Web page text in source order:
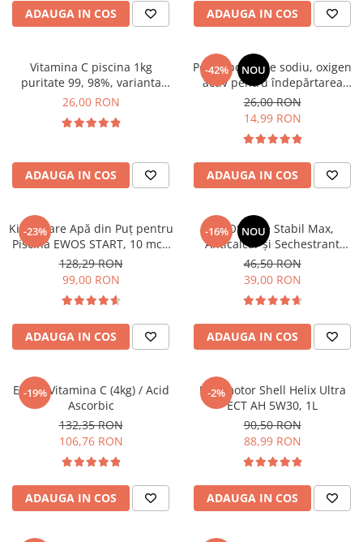
Bord | Plastice Interioare
Parfumuri | Odorizante
HIDROFOBE
PROTECTIE | COATING CERAMIC
POLISH | SLEFUIRE | BURETI
ACCESORII | ECHIPAMENTE |
APARATURA
ADAUGA IN COS ADAUGA IN COS
Vitamina C piscina 1kg
puritate 99, 98%, varianta
premium incapsulata, cu
rapida
26,00 RON
ADAUGA IN COS
-42% NOU
Percarbonat de sodiu, oxigen
activ pentru îndepărtarea
petelor și înălbire fără clor,
0.5 kg, pungă resigilabilă
Stand-Up, EWOS
26,00 RON
14,99 RON
ADAUGA IN COS
-23%
Kit Tratare Apă din Puț pentru
Piscină EWOS START, 10 mc /
5399
128,29 RON
99,00 RON
ADAUGA IN COS
-16% NOU
EWOS Blue Stabil Max,
Anticalcar și Sechestrant
Metale pentru Piscină,
Stabilizator Apă, 1 L
46,50 RON
39,00 RON
ADAUGA IN COS
-19%
EWOS Vitamina C (4kg) / Acid
Ascorbic
132,35 RON
106,76 RON
ADAUGA IN COS
-2%
Ulei motor Shell Helix Ultra
ECT AH 5W30, 1L
90,50 RON
88,99 RON
ADAUGA IN COS